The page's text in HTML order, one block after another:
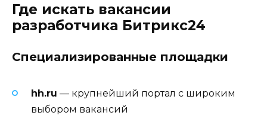
Где искать вакансии
разработчика Битрикс24
Специализированные площадки
hh.ru — крупнейший портал с широким
выбором вакансий